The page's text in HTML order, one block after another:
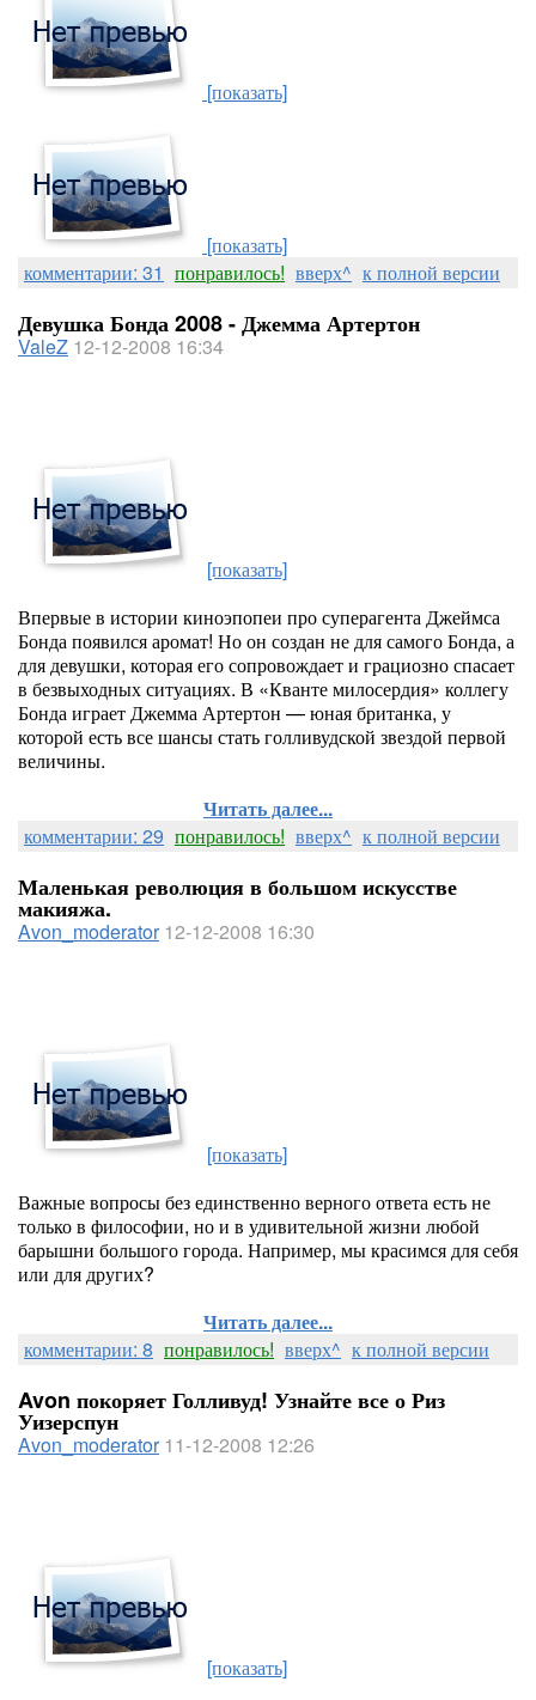
[показать]
[показать]
комментарии: 31 понравилось! вверх^ к полной версии
Девушка Бонда 2008 - Джемма Артертон
ValeZ 12-12-2008 16:34
[показать]
Впервые в истории киноэпопеи про суперагента Джеймса
Бонда появился аромат! Но он создан не для самого Бонда, а
для девушки, которая его сопровождает и грациозно спасает
в безвыходных ситуациях. В «Кванте милосердия» коллегу
Бонда играет Джемма Артертон — юная британка, у
которой есть все шансы стать голливудской звездой первой
величины.
Читать далее...
комментарии: 29 понравилось! вверх^ к полной версии
Маленькая революция в большом искусстве
макияжа.
Avon_moderator 12-12-2008 16:30
[показать]
Важные вопросы без единственно верного ответа есть не
только в философии, но и в удивительной жизни любой
барышни большого города. Например, мы красимся для себя
или для других?
Читать далее...
комментарии: 8 понравилось! вверх^ к полной версии
Avon покоряет Голливуд! Узнайте все о Риз
Уизерспун
Avon_moderator 11-12-2008 12:26
[показать]